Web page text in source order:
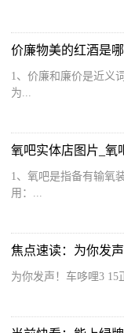
价廉物美的红酒是
1、价廉和廉价是近义
为...
氧吧实体店图片_氧
1、氧吧是指备有输氧
用：...
焦点速读：为你发
为你发声！车哆哩3 15